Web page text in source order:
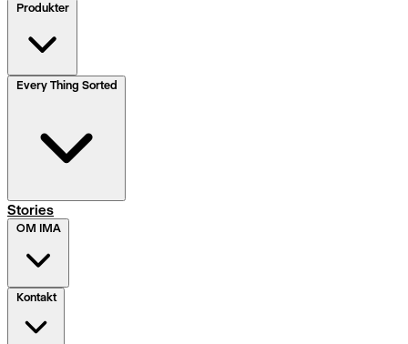
Produkter
Stories
OM IMA
Kontakt